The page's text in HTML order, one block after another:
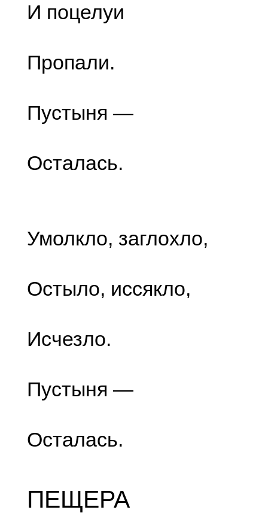
И поцелуи
Пропали.
Пустыня —
Осталась.
Умолкло, заглохло,
Остыло, иссякло,
Исчезло.
Пустыня —
Осталась.
ПЕЩЕРА